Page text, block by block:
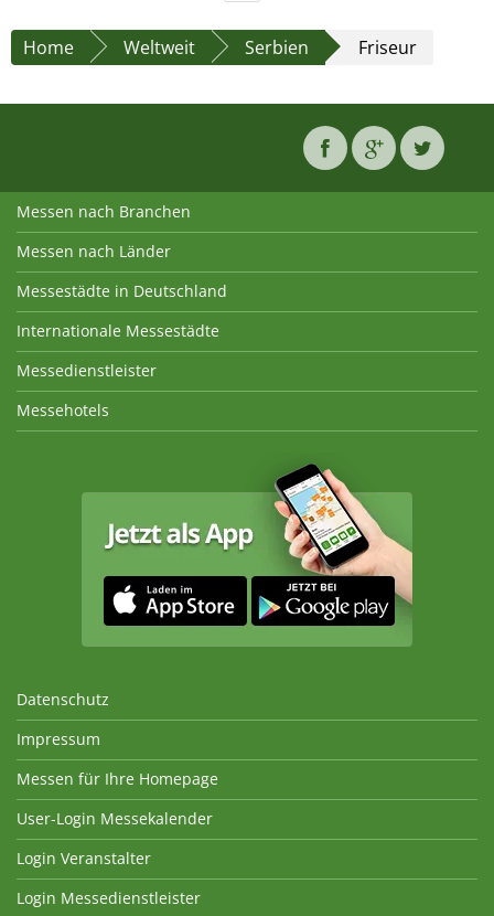
Home Weltweit Serbien Friseur
Messen nach Branchen
Messen nach Länder
Messestädte in Deutschland
Internationale Messestädte
Messedienstleister
Messehotels
Datenschutz
Impressum
Messen für Ihre Homepage
User-Login Messekalender
Login Veranstalter
Login Messedienstleister